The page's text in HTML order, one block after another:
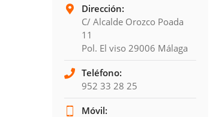
Pulse sobre la imagen para ampliar
Dirección:
C/ Alcalde Orozco Poada
11
Pol. El viso 29006 Málaga
Teléfono:
952 33 28 25
Móvil: